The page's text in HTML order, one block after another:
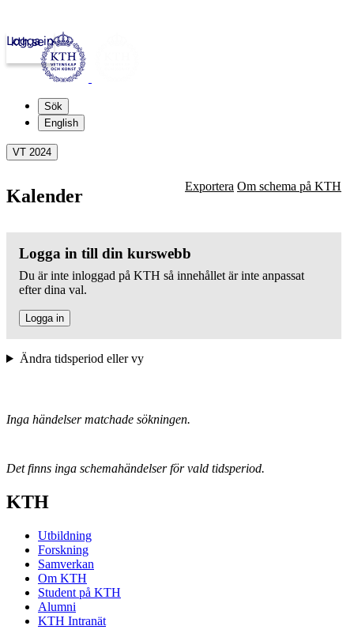
kth.se
Logga in
Sök
English
VT 2024
Kalender Exportera Om schema på KTH
Logga in till din kurswebb
Du är inte inloggad på KTH så innehållet är inte anpassat
efter dina val.
Logga in
Ändra tidsperiod eller vy
Inga händelser matchade sökningen.
Det finns inga schemahändelser för vald tidsperiod.
KTH
Utbildning
Forskning
Samverkan
Om KTH
Student på KTH
Alumni
KTH Intranät